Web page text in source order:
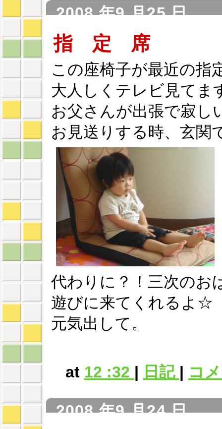
2008 年9 月25 日
指 定 席
この座椅子が最近の指
大人しくテレビ見てま
お父さんが出張で寂し
お見送りする時、玄関
代わりに？！三次のお
遊びに来てくれるよ☆
元気出して。
at 12 :32 | 日記 | コ
2008 年9 月24 日